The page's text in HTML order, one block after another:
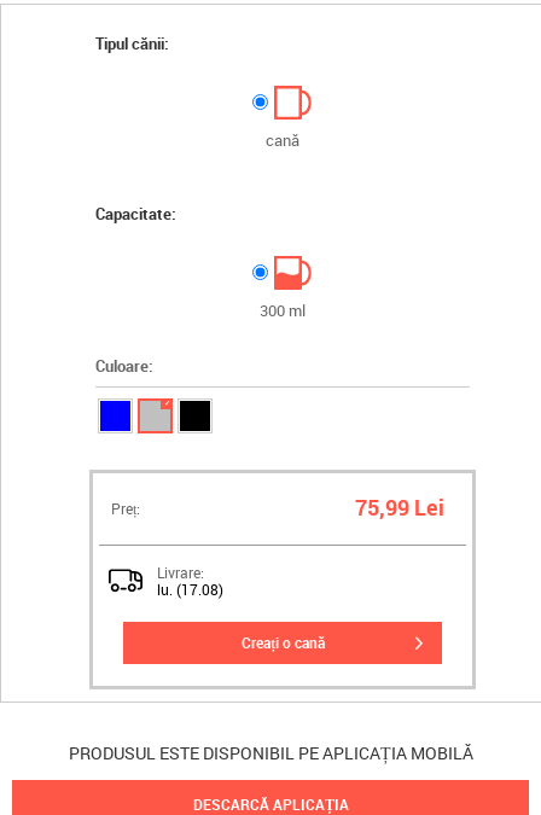
Tipul cănii:
cană
Capacitate:
300 ml
Culoare:
✓
Preț: 75,99 Lei
Livrare:
lu. (17.08)
creați o cană
PRODUSUL ESTE DISPONIBIL PE APLICAȚIA MOBILĂ
DESCARCĂ APLICAȚIA